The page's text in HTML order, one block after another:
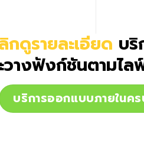
กดูรายละเอียด บริ
วางฟังก์ชันตามไ
บริการออกแบบภายในค